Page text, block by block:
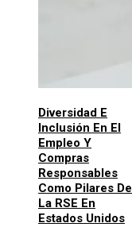
Diversidad E
Inclusión En El
Empleo Y
Compras
Responsables
Como Pilares De
La RSE En
Estados Unidos